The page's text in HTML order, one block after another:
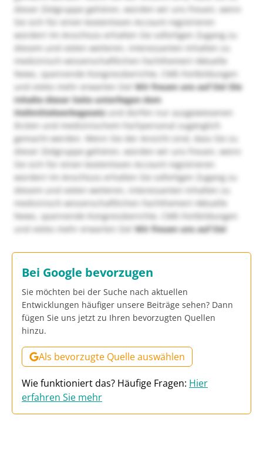
dieser Zielgruppe gehören, würden wir uns freuen, wenn
Sie sich für einen kostenlosen Account registrieren
würden! Im Anschluss erhalten Sie sofortigen Zugang zu
diesem und vielen weiteren, interessanten Inhalten zu
medizinisch-wissenschaftlichen Fachthemen! Aktuelle
News, spannende Kongressberichte, CME-Fortbildungen
und vieles mehr erwarten Sie!Wir freuen uns auf Sie! Die
Inhalte dieser Seite unterliegen dem
Heilmittelwerbegesetzund dürfen nur ausgewiesenen
Ärzten und medizinischem Fachpersonal zugänglich
gemacht werden. Wenn Sie der Ansicht sind, dass Sie zu
dieser Zielgruppe gehören, würden wir uns freuen, wenn
Sie sich für einen kostenlosen Account registrieren
würden! Im Anschluss erhalten Sie sofortigen Zugang zu
diesem und vielen weiteren, interessanten Inhalten zu
medizinisch-wissenschaftlichen Fachthemen! Aktuelle
News, spannende Kongressberichte, CME-Fortbildungen
und vieles mehr erwarten Sie!Wir freuen uns auf Sie!
Bei Google bevorzugen
Sie möchten bei der Suche nach aktuellen
Entwicklungen häufiger unsere Beiträge sehen? Dann
fügen Sie uns jetzt zu Ihren bevorzugten Quellen
hinzu.
Als bevorzugte Quelle auswählen
Wie funktioniert das? Häufige Fragen: Hier
erfahren Sie mehr